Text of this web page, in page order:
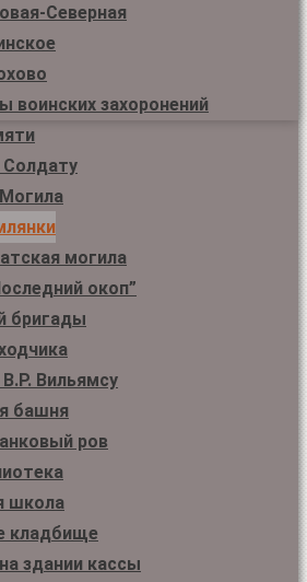
Северная
воинских захоронений
могила
окоп”
бригады
Вильямсу
башня
ров
школа
кладбище
здании кассы